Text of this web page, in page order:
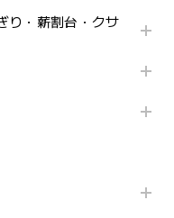
り・薪割台・クサ